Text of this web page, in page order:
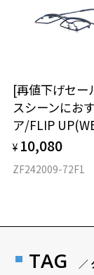
[再値下げセー
スシーンにお
ア/FLIP
¥ 10,080
ZF242009-72F1
TAG ／